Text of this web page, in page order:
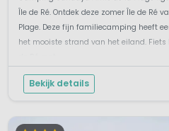
Île de Ré. Ontdek deze zomer Île de Ré
Plage. Deze fijn familiecamping heeft
het mooiste strand van het eiland.
Bekijk details